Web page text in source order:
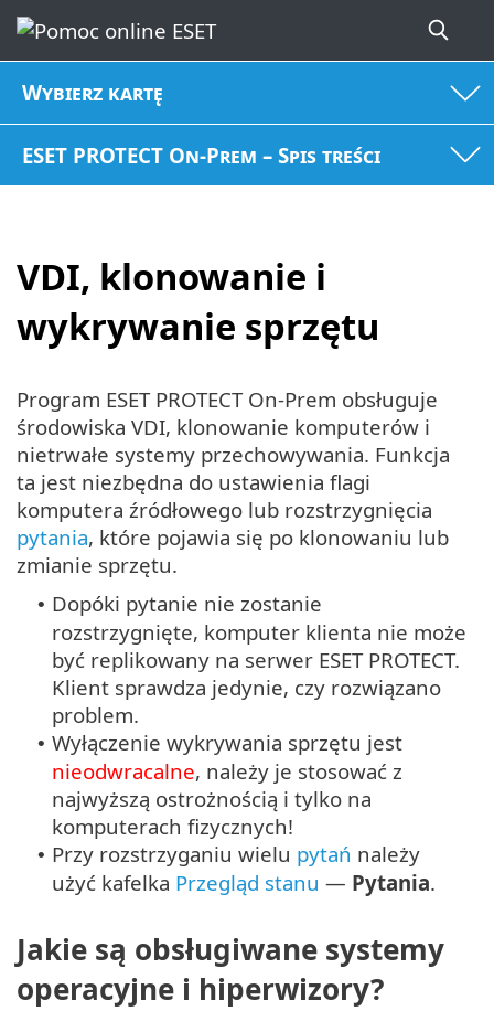
Wybierz kartę
ESET PROTECT On-Prem – Spis treści
VDI, klonowanie i
wykrywanie sprzętu
Program ESET PROTECT On-Prem obsługuje
środowiska VDI, klonowanie komputerów i
nietrwałe systemy przechowywania. Funkcja
ta jest niezbędna do ustawienia flagi
komputera źródłowego lub rozstrzygnięcia
pytania, które pojawia się po klonowaniu lub
zmianie sprzętu.
• Dopóki pytanie nie zostanie
rozstrzygnięte, komputer klienta nie może
być replikowany na serwer ESET PROTECT.
Klient sprawdza jedynie, czy rozwiązano
problem.
• Wyłączenie wykrywania sprzętu jest
nieodwracalne, należy je stosować z
najwyższą ostrożnością i tylko na
komputerach fizycznych!
• Przy rozstrzyganiu wielu pytań należy
użyć kafelka Przegląd stanu — Pytania.
Jakie są obsługiwane systemy
operacyjne i hiperwizory?